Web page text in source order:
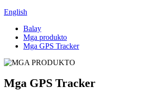
English
Balay
Mga produkto
Mga GPS Tracker
Mga GPS Tracker